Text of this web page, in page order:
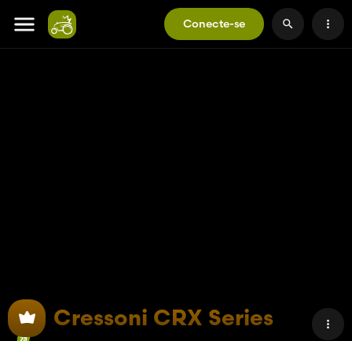
Conecte-se
Cressoni CRX Series